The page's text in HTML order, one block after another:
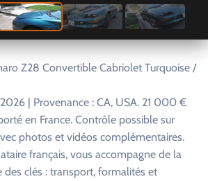
Z28 Convertible Cabriolet Turquoise /
| Provenance : CA, USA. 21 000 €
en France. Contrôle possible sur
photos et vidéos complémentaires.
français, vous accompagne de la
des clés : transport, formalités et